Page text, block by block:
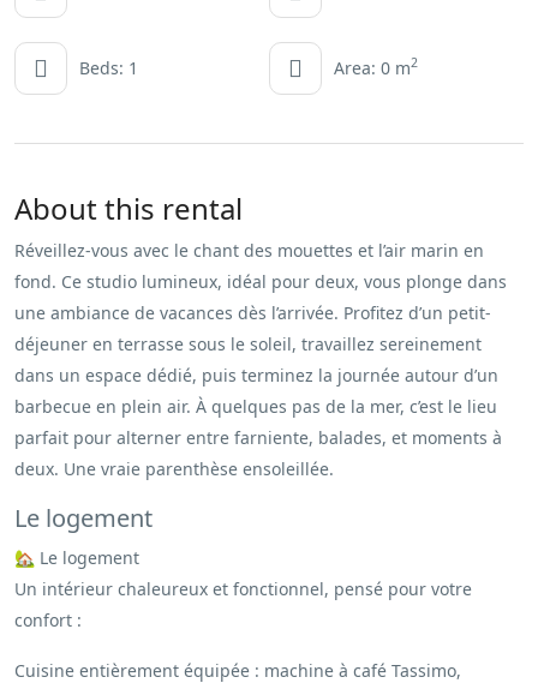
Beds: 1 Area: 0 m2
About this rental
Réveillez-vous avec le chant des mouettes et l’air marin en
fond. Ce studio lumineux, idéal pour deux, vous plonge dans
une ambiance de vacances dès l’arrivée. Profitez d’un petit-
déjeuner en terrasse sous le soleil, travaillez sereinement
dans un espace dédié, puis terminez la journée autour d’un
barbecue en plein air. À quelques pas de la mer, c’est le lieu
parfait pour alterner entre farniente, balades, et moments à
deux. Une vraie parenthèse ensoleillée.
Le logement
🏡 Le logement
Un intérieur chaleureux et fonctionnel, pensé pour votre
confort :
Cuisine entièrement équipée : machine à café Tassimo,